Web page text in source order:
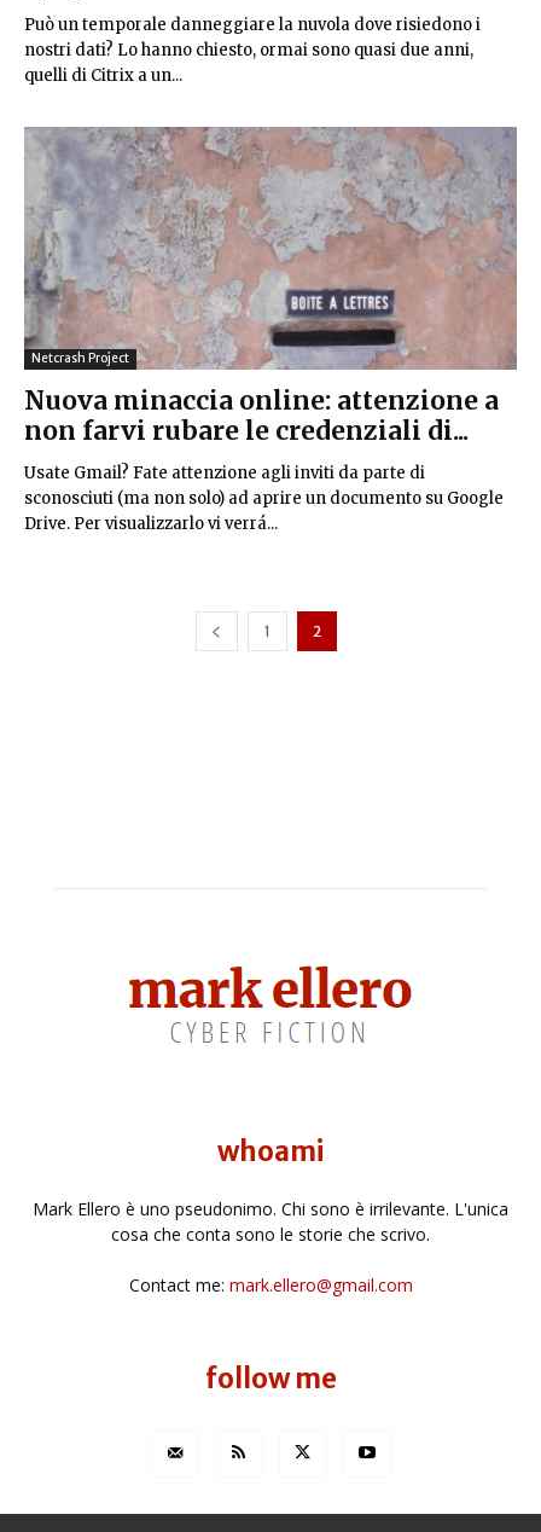
Può un temporale danneggiare la nuvola dove risiedono i
nostri dati? Lo hanno chiesto, ormai sono quasi due anni,
quelli di Citrix a un...
Netcrash Project
Nuova minaccia online: attenzione a
non farvi rubare le credenziali di...
Usate Gmail? Fate attenzione agli inviti da parte di
sconosciuti (ma non solo) ad aprire un documento su Google
Drive. Per visualizzarlo vi verrá...
1 2
whoami
Mark Ellero è uno pseudonimo. Chi sono è irrilevante. L'unica
cosa che conta sono le storie che scrivo.
Contact me: mark.ellero@gmail.com
follow me